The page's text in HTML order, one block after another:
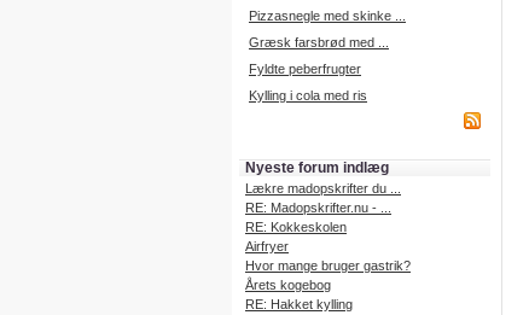
Pizzasnegle med skinke ...
Græsk farsbrød med ...
Fyldte peberfrugter
Kylling i cola med ris
Nyeste forum indlæg
Lækre madopskrifter du ...
RE: Madopskrifter.nu - ...
RE: Kokkeskolen
Airfryer
Hvor mange bruger gastrik?
Årets kogebog
RE: Hakket kylling